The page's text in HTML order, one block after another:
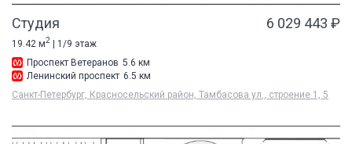
Студия 6 029 443 ₽
19.42 м2
| 1/9 этаж
Проспект Ветеранов 5.6 км
Ленинский проспект 6.5 км
Санкт-Петербург, Красносельский район, Тамбасова ул., строение 1, 5